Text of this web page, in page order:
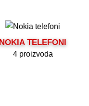
NOKIA TELEFONI
4 proizvoda